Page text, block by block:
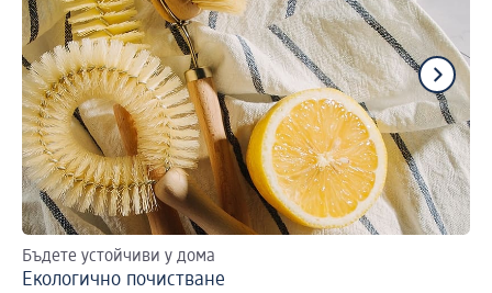
Бъдете устойчиви у дома
Екологично почистване